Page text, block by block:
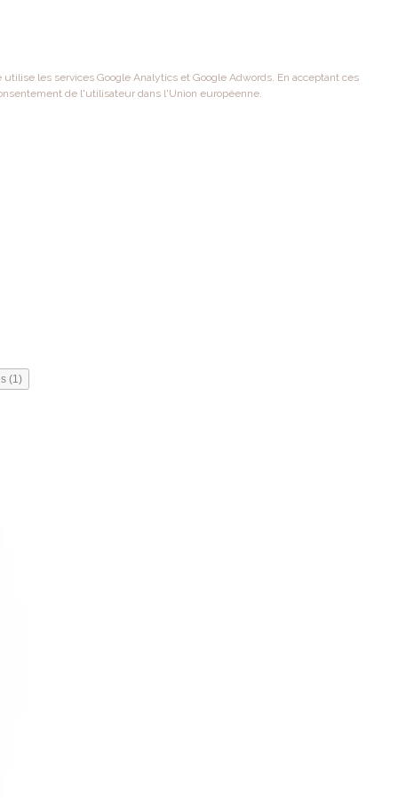
les services Google Analytics et Google Adwords. En acceptant ces
de l'utilisateur dans l'Union européenne.
(1)